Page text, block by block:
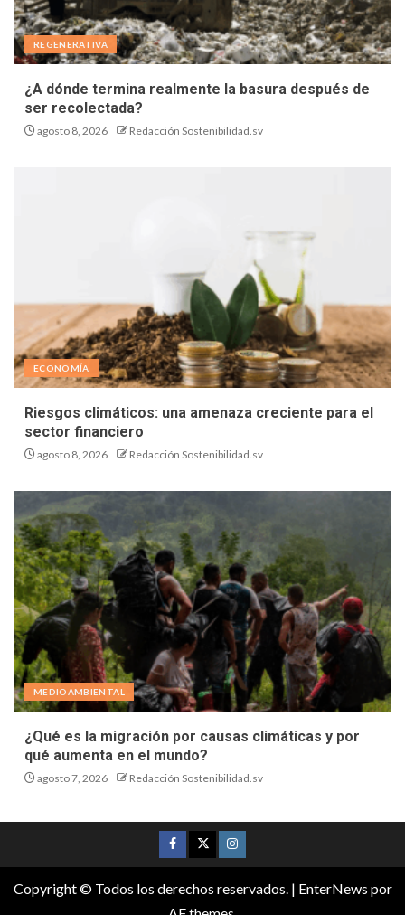
REGENERATIVA
¿A dónde termina realmente la basura después de
ser recolectada?
agosto 8, 2026 Redacción Sostenibilidad.sv
ECONOMÍA
Riesgos climáticos: una amenaza creciente para el
sector financiero
agosto 8, 2026 Redacción Sostenibilidad.sv
MEDIOAMBIENTAL
¿Qué es la migración por causas climáticas y por
qué aumenta en el mundo?
agosto 7, 2026 Redacción Sostenibilidad.sv
Copyright © Todos los derechos reservados. | EnterNews por